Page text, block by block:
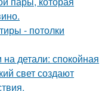
- потолки
детали: спокойная
свет создают